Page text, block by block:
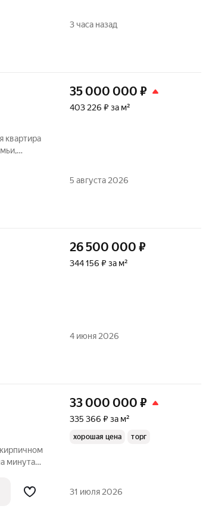
3 часа назад
квартира
35 000 000 ₽
403 226 ₽ за м²
5 августа 2026
26 500 000 ₽
344 156 ₽ за м²
4 июня 2026
минута
33 000 000 ₽
335 366 ₽ за м²
хорошая цена торг
31 июля 2026